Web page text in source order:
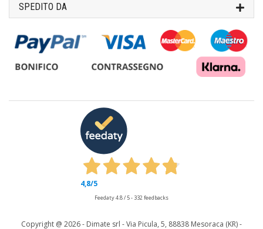
SPEDITO DA
Copyright @ 2026 - Dimate srl - Via Picula, 5, 88838 Mesoraca (KR) -
4,8/5
Feedaty4.8/ 5- 332 feedbacks